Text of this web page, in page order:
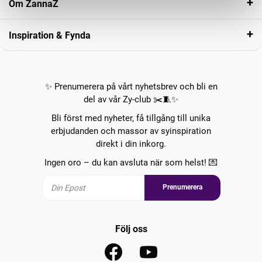
Om ZannaZ
Inspiration & Fynda
✨ Prenumerera på vårt nyhetsbrev och bli en
del av vår Zy-club ✂️🧵✨
Bli först med nyheter, få tillgång till unika
erbjudanden och massor av syinspiration
direkt i din inkorg.
Ingen oro – du kan avsluta när som helst! 💌
Prenumerera
Följ oss